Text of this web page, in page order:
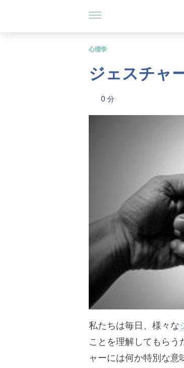
心理学
ジェスチャ
0 分
私たちは毎日、様々な
ことを理解してもらう
ャーには何か特別な意